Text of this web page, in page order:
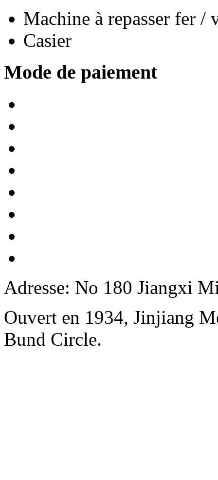
Machine à repasser fer /
Casier
Mode de paiement
Adresse: No 180 Jiangxi
Ouvert en 1934, Jinjiang
Bund Circle.